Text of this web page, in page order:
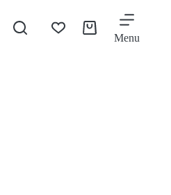
Menu